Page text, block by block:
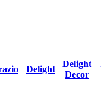
Delight
Delight
Decor